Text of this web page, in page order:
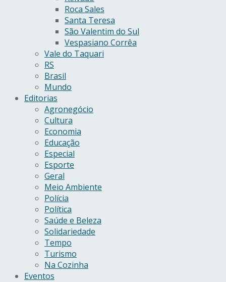
Roca Sales
Santa Teresa
São Valentim do Sul
Vespasiano Corrêa
Vale do Taquari
RS
Brasil
Mundo
Editorias
Agronegócio
Cultura
Economia
Educação
Especial
Esporte
Geral
Meio Ambiente
Polícia
Política
Saúde e Beleza
Solidariedade
Tempo
Turismo
Na Cozinha
Eventos